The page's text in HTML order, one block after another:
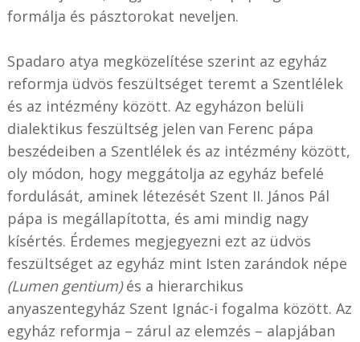
formálja és pásztorokat neveljen.
Spadaro atya megközelítése szerint az egyház
reformja üdvös feszültséget teremt a Szentlélek
és az intézmény között. Az egyházon belüli
dialektikus feszültség jelen van Ferenc pápa
beszédeiben a Szentlélek és az intézmény között,
oly módon, hogy meggátolja az egyház befelé
fordulását, aminek létezését Szent II. János Pál
pápa is megállapította, és ami mindig nagy
kísértés. Érdemes megjegyezni ezt az üdvös
feszültséget az egyház mint Isten zarándok népe
(Lumen gentium)és a hierarchikus
anyaszentegyház Szent Ignác-i fogalma között. Az
egyház reformja – zárul az elemzés – alapjában